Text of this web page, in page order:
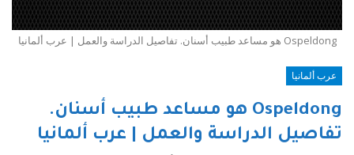
Ospeldong هو مساعد طبيب أسنان. تفاصيل الدراسة والعمل | عرب ألمانيا
عرب ألمانيا
Ospeldong هو مساعد طبيب أسنان.
تفاصيل الدراسة والعمل | عرب ألمانيا